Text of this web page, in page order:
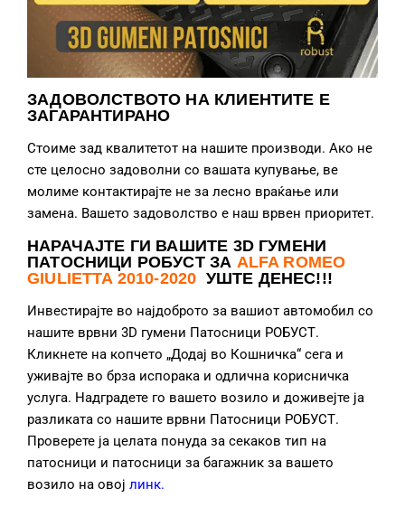
ЗАДОВОЛСТВОТО НА КЛИЕНТИТЕ Е
ЗАГАРАНТИРАНО
Стоиме зад квалитетот на нашите производи. Ако не
сте целосно задоволни со вашата купување, ве
молиме контактирајте не за лесно враќање или
замена. Вашето задоволство е наш врвен приоритет.
НАРАЧАЈТЕ ГИ ВАШИТЕ 3D ГУМЕНИ
ПАТОСНИЦИ РОБУСТ ЗА ALFA ROMEO
GIULIETTA 2010-2020 УШТЕ ДЕНЕС!!!
Инвестирајте во најдоброто за вашиот автомобил со
нашите врвни 3D гумени Патосници РОБУСТ.
Кликнете на копчето „Додај во Кошничка“ сега и
уживајте во брза испорака и одлична корисничка
услуга. Надградете го вашето возило и доживејте ја
разликата со нашите врвни Патосници РОБУСТ.
Проверете ја целата понуда за секаков тип на
патосници и патосници за багажник за вашето
возило на овој линк.